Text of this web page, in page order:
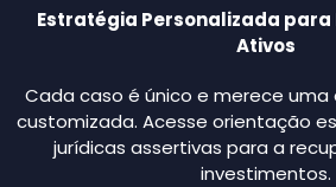
Estratégia Personalizada
Ativos
Cada caso é único e merece
customizada. Acesse orientação
jurídicas assertivas para a
investimentos.